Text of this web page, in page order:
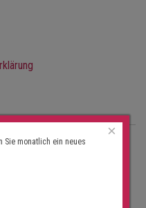
Form als Magazin.
×
Sie monatlich ein neues